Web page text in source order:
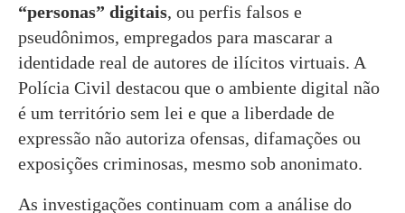
“personas” digitais, ou perfis falsos e
pseudônimos, empregados para mascarar a
identidade real de autores de ilícitos virtuais. A
Polícia Civil destacou que o ambiente digital não
é um território sem lei e que a liberdade de
expressão não autoriza ofensas, difamações ou
exposições criminosas, mesmo sob anonimato.
As investigações continuam com a análise do